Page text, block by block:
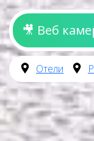
🎥 Веб
Отели